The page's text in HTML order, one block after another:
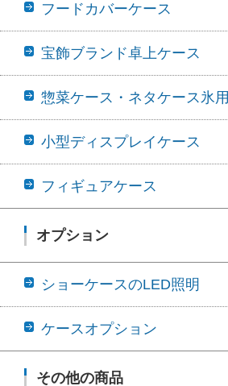
フードカバーケース
宝飾ブランド卓上ケース
惣菜ケース・ネタケース氷用
小型ディスプレイケース
フィギュアケース
オプション
ショーケースのLED照明
ケースオプション
その他の商品